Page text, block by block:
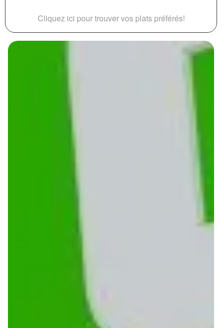
Cliquez ici pour trouver vos plats préférés!